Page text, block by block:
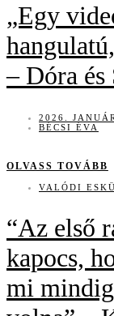
„Egy
– Dóra és
2026.
BÉCSI ÉVA
OLVASS TOVÁBB
VALÓDI
“Az első
kapocs,
mi